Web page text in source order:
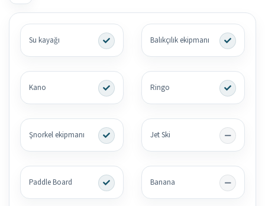
Su kayağı Balıkçılık ekipmanı
Kano Ringo
Şnorkel ekipmanı Jet Ski
Paddle Board Banana